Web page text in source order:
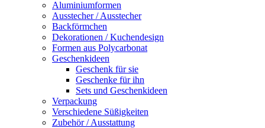
Aluminiumformen
Ausstecher / Ausstecher
Backförmchen
Dekorationen / Kuchendesign
Formen aus Polycarbonat
Geschenkideen
Geschenk für sie
Geschenke für ihn
Sets und Geschenkideen
Verpackung
Verschiedene Süßigkeiten
Zubehör / Ausstattung